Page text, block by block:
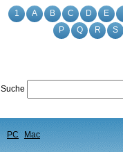
1 A B C D E
P
Q R S
Suche
PC Mac